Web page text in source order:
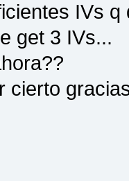
IVs q
get 3 IVs...
cierto